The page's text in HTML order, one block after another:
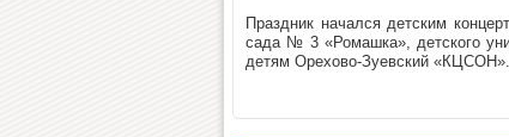
Праздник начался детским
сада № 3 «Ромашка», детского
детям Орехово-Зуевский